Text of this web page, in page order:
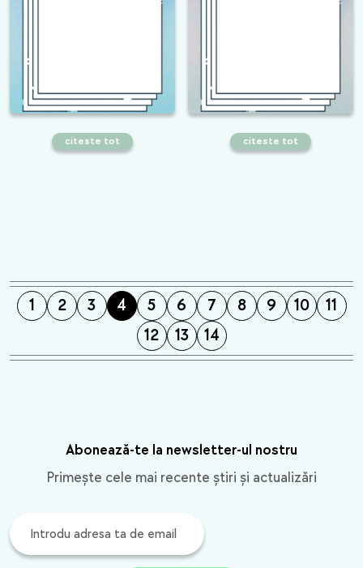
citeste tot citeste tot
1 2 3 4 5 6 7 8 9 10
11
12
13 14
Abonează-te la newsletter-ul nostru
Primește cele mai recente știri și actualizări